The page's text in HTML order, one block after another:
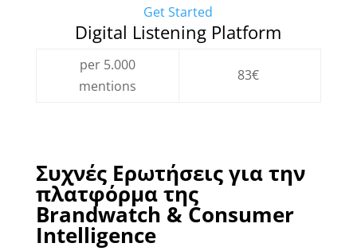
Get Started
Digital Listening Platform
per 5.000
mentions
83€
Συχνές Ερωτήσεις για την
πλατφόρμα της
Brandwatch & Consumer
Intelligence